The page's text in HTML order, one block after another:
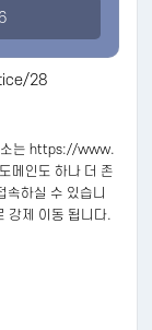
28
소는 https://www.
메인도 하나 더 존
하실 수 있습니
강제 이동 됩니다.